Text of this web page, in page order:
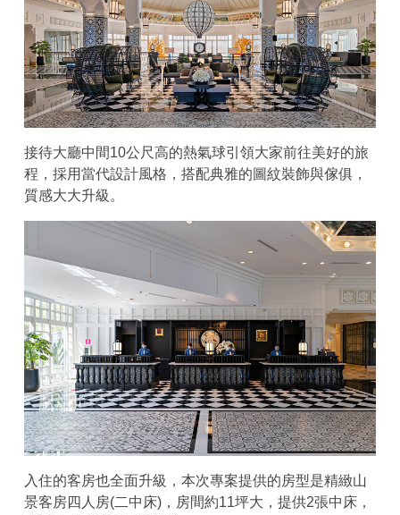
接待大廳中間10公尺高的熱氣球引領大家前往美好的旅
程，採用當代設計風格，搭配典雅的圖紋裝飾與傢俱，
質感大大升級。
入住的客房也全面升級，本次專案提供的房型是精緻山
景客房四人房(二中床)，房間約11坪大，提供2張中床，